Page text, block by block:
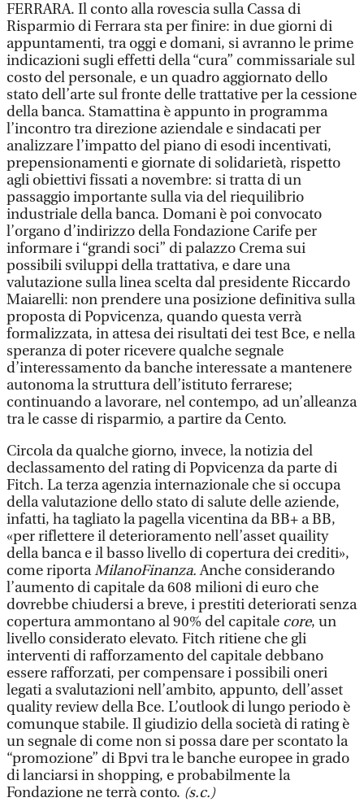
FERRARA. Il conto alla rovescia sulla Cassa di
Risparmio di Ferrara sta per finire: in due giorni di
appuntamenti, tra oggi e domani, si avranno le prime
indicazioni sugli effetti della “cura” commissariale sul
costo del personale, e un quadro aggiornato dello
stato dell’arte sul fronte delle trattative per la cessione
della banca. Stamattina è appunto in programma
l’incontro tra direzione aziendale e sindacati per
analizzare l’impatto del piano di esodi incentivati,
prepensionamenti e giornate di solidarietà, rispetto
agli obiettivi fissati a novembre: si tratta di un
passaggio importante sulla via del riequilibrio
industriale della banca. Domani è poi convocato
l’organo d’indirizzo della Fondazione Carife per
informare i “grandi soci” di palazzo Crema sui
possibili sviluppi della trattativa, e dare una
valutazione sulla linea scelta dal presidente Riccardo
Maiarelli: non prendere una posizione definitiva sulla
proposta di Popvicenza, quando questa verrà
formalizzata, in attesa dei risultati dei test Bce, e nella
speranza di poter ricevere qualche segnale
d’interessamento da banche interessate a mantenere
autonoma la struttura dell’istituto ferrarese;
continuando a lavorare, nel contempo, ad un’alleanza
tra le casse di risparmio, a partire da Cento.
Circola da qualche giorno, invece, la notizia del
declassamento del rating di Popvicenza da parte di
Fitch. La terza agenzia internazionale che si occupa
della valutazione dello stato di salute delle aziende,
infatti, ha tagliato la pagella vicentina da BB+ a BB,
«per riflettere il deterioramento nell’asset quaility
della banca e il basso livello di copertura dei crediti»,
come riportaMilanoFinanza.Anche considerando
l’aumento di capitale da 608 milioni di euro che
dovrebbe chiudersi a breve, i prestiti deteriorati senza
copertura ammontano al 90% del capitale core, un
livello considerato elevato. Fitch ritiene che gli
interventi di rafforzamento del capitale debbano
essere rafforzati, per compensare i possibili oneri
legati a svalutazioni nell’ambito, appunto, dell’asset
quality review della Bce. L’outlook di lungo periodo è
comunque stabile. Il giudizio della società di rating è
un segnale di come non si possa dare per scontato la
“promozione” di Bpvi tra le banche europee in grado
di lanciarsi in shopping, e probabilmente la
Fondazione ne terrà conto. (s.c.)